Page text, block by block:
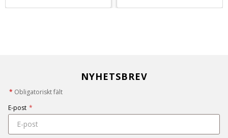
NYHETSBREV
* Obligatoriskt fält
E-post *